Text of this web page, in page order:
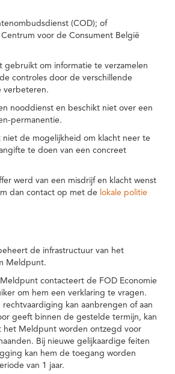
(COD); of
voor de Consument België
gebruikt om informatie te verzamelen
controles door de verschillende
verbeteren.
nooddienst en beschikt niet over een
permanentie.
de mogelijkheid om klacht neer te
te doen van een concreet
werd van een misdrijf en klacht wenst
dan contact op met de lokale politie
de infrastructuur van het
Meldpunt.
contacteert de FOD Economie
om hem een verklaring te vragen.
rechtvaardiging kan aanbrengen of aan
geeft binnen de gestelde termijn, kan
het Meldpunt worden ontzegd voor
Bij nieuwe gelijkaardige feiten
kan hem de toegang worden
van 1 jaar.